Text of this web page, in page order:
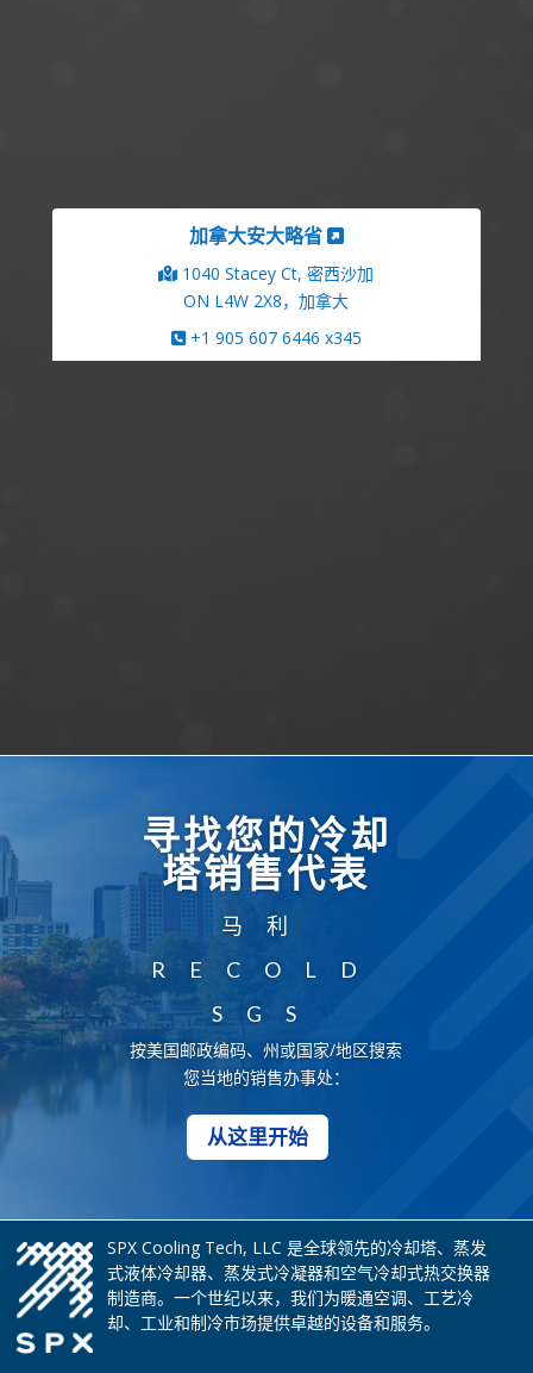
加拿大安大略省
1040 Stacey Ct, 密西沙加
ON L4W 2X8，加拿大
+1 905 607 6446 x345
寻找您的冷却
塔销售代表
马利
RECOLD
SGS
按美国邮政编码、州或国家/地区搜索
您当地的销售办事处：
从这里开始
SPX Cooling Tech, LLC 是全球领先的冷却塔、蒸发
式液体冷却器、蒸发式冷凝器和空气冷却式热交换器
制造商。一个世纪以来，我们为暖通空调、工艺冷
却、工业和制冷市场提供卓越的设备和服务。